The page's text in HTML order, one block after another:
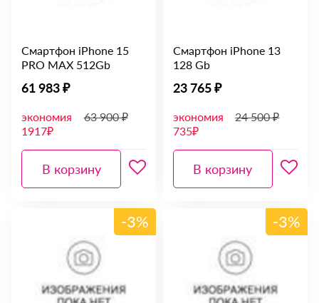
Смартфон iPhone 15
PRO MAX 512Gb
61 983 ₽
экономия
1917₽
63 900 ₽
В корзину
Смартфон iPhone 13
128 Gb
23 765 ₽
экономия
735₽
24 500 ₽
В корзину
-3% -3%